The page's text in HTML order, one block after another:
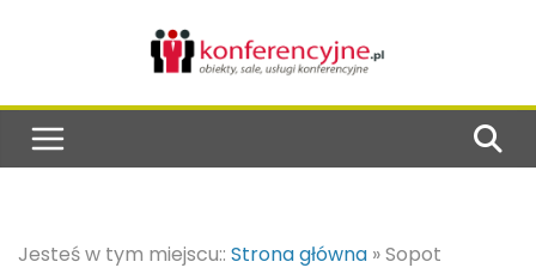
Jesteś w tym miejscu:: Strona główna »Sopot